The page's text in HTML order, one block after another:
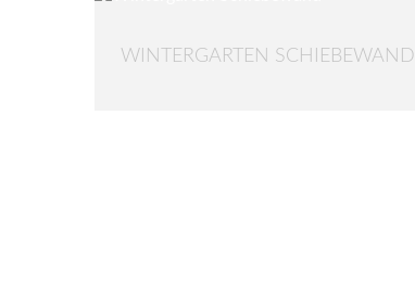
WINTERGARTEN SCHIEBEWAND